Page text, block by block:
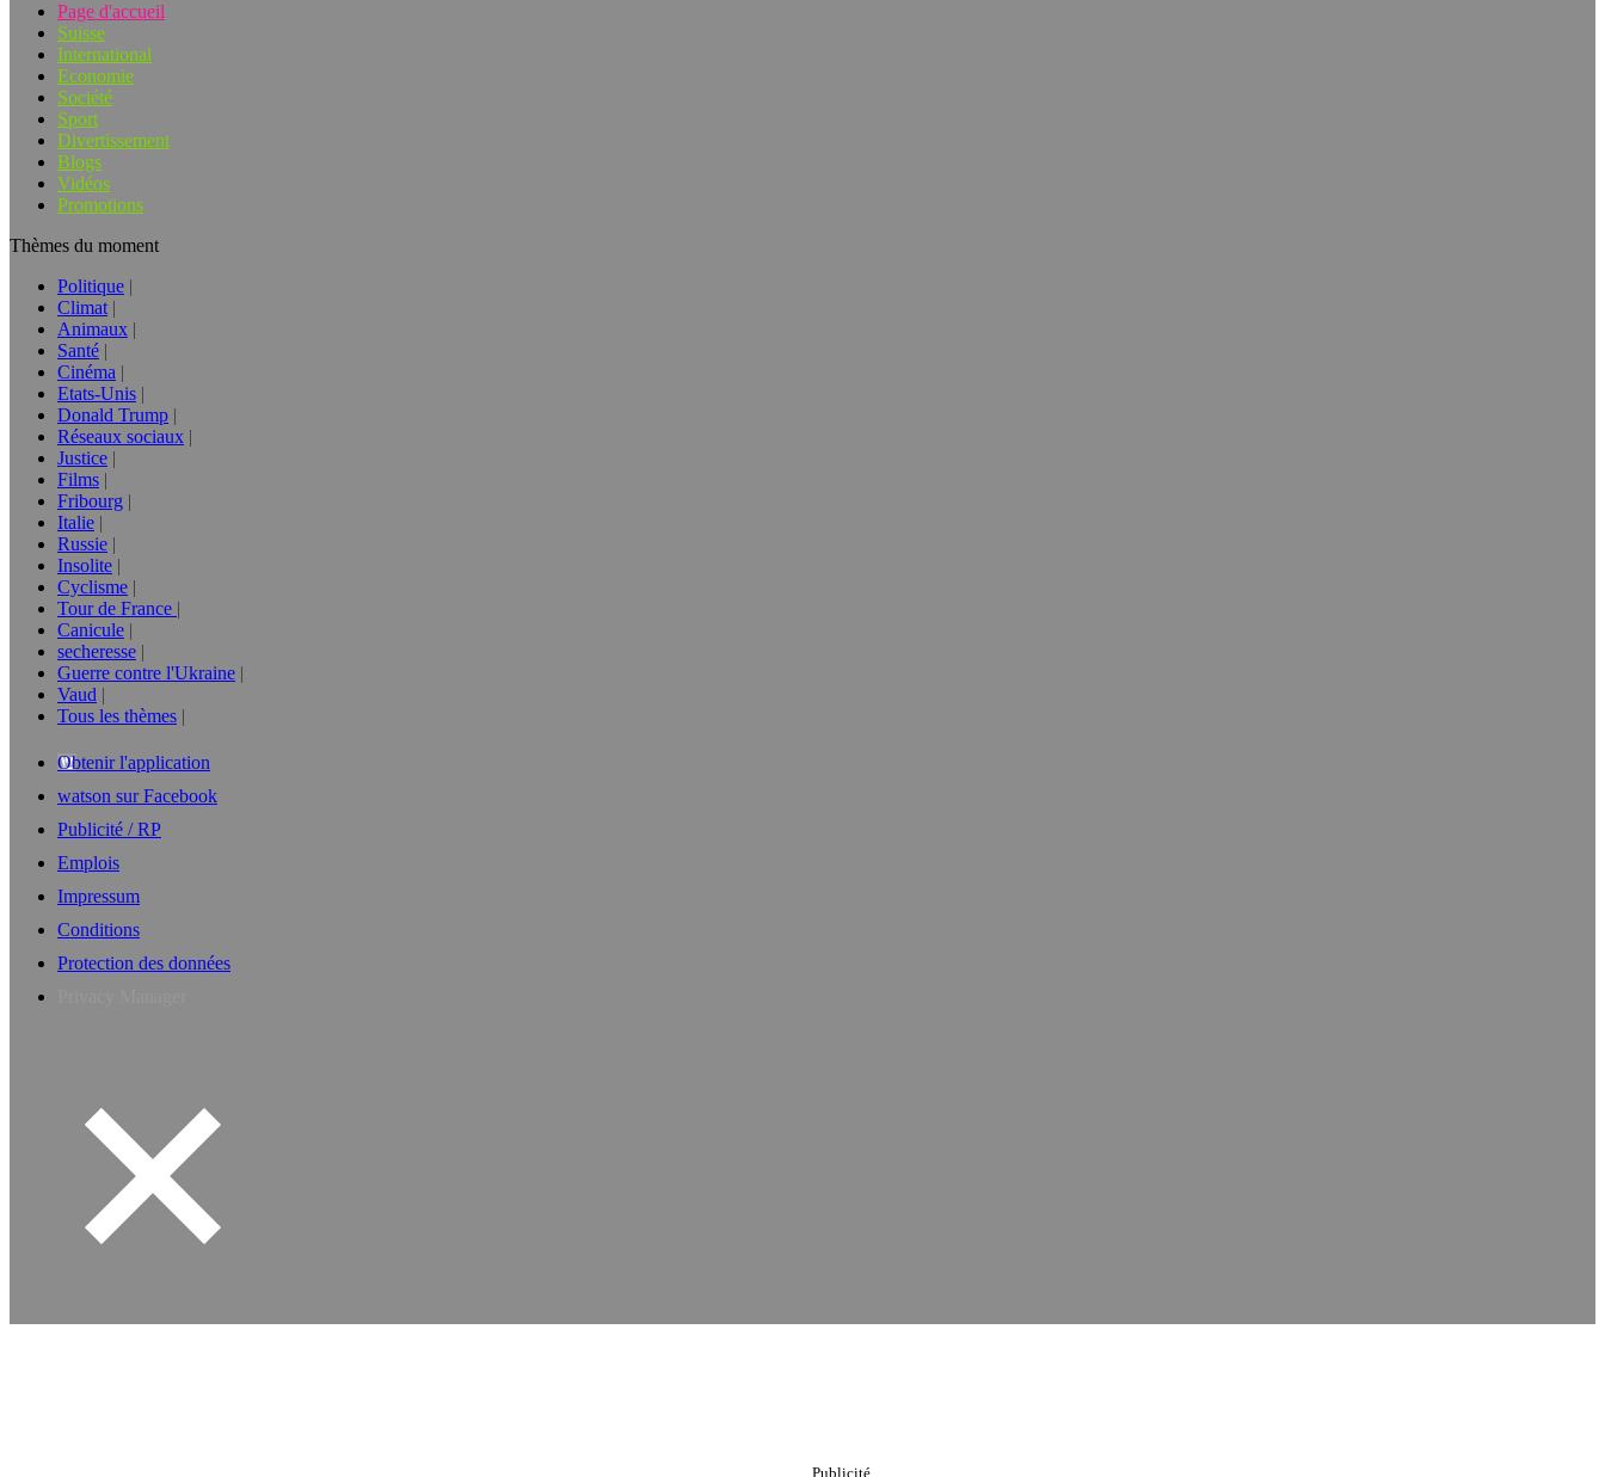
Page d'accueil
Suisse
International
Economie
Société
Sport
Divertissement
Blogs
Vidéos
Promotions
Thèmes du moment
Politique
Climat
Animaux
Santé
Cinéma
Etats-Unis
Donald Trump
Réseaux sociaux
Justice
Films
Fribourg
Italie
Russie
Insolite
Cyclisme
Tour de France
Canicule
secheresse
Guerre contre l'Ukraine
Vaud
Tous les thèmes
Obtenir l'application
watson sur Facebook
Publicité / RP
Emplois
Impressum
Conditions
Protection des données